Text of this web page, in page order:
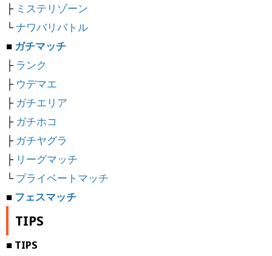
├ ミステリゾーン
└ナワバリバトル
■ ガチマッチ
├ランク
├ ウデマエ
├ ガチエリア
├ ガチホコ
├ ガチヤグラ
├ リーグマッチ
└プライベートマッチ
■ フェスマッチ
TIPS
■ TIPS